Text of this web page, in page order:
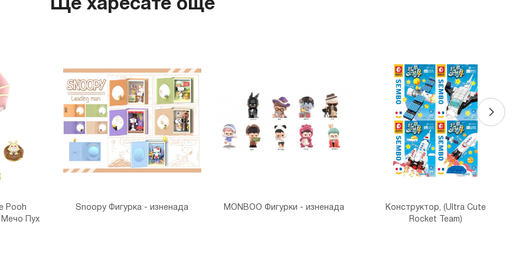
Ще харесате още
Pooh
Мечо Пух
Snoopy Фигурка - изненада MONBOO Фигурки - изненада
Конструктор, (Ultra Cute
Rocket Team)